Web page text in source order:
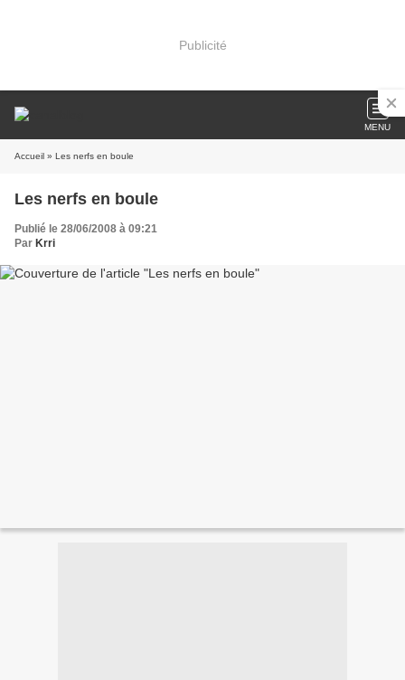
Publicité
MENU
Accueil » Les nerfs en boule
Les nerfs en boule
Publié le 28/06/2008 à 09:21
Par Krri